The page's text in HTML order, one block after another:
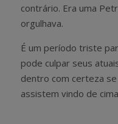
contrário. Era uma
orgulhava.
É um período triste
pode culpar seus
dentro com certeza
assistem vindo de